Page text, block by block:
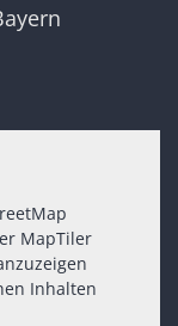
MapTiler
Inhalten